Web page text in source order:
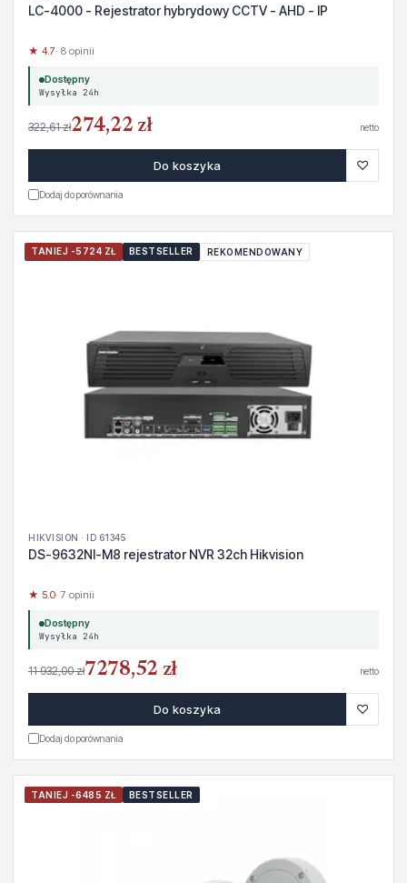
LC-4000 - Rejestrator hybrydowy CCTV - AHD - IP
★ 4.7· 8 opinii
Dostępny
Wysyłka 24h
322,61 zł274,22 zł netto
Do koszyka ♡
Dodaj do porównania
TANIEJ -5724 ZŁ BESTSELLER REKOMENDOWANY
HIKVISION · ID 61345
DS-9632NI-M8 rejestrator NVR 32ch Hikvision
★ 5.0· 7 opinii
Dostępny
Wysyłka 24h
11 932,00 zł7278,52 zł netto
Do koszyka ♡
Dodaj do porównania
TANIEJ -6485 ZŁ BESTSELLER